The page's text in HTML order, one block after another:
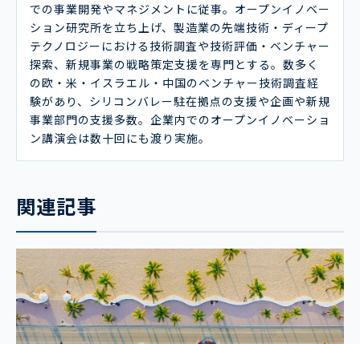
での事業開発やマネジメントに従事。オープンイノベー
ション研究所を立ち上げ、製造業の先端技術・ディープ
テクノロジーにおける技術調査や技術評価・ベンチャー
探索、新規事業の戦略策定支援を専門とする。数多く
の欧・米・イスラエル・中国のベンチャー技術調査経
験があり、シリコンバレー駐在拠点の支援や企画や新規
事業部門の支援多数。企業内でのオープンイノベーショ
ン講演会は数十回にも渡り実施。
関連記事